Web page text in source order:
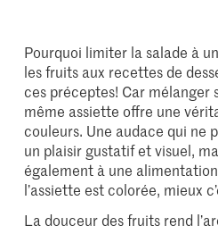
Pourquoi limiter la salade à
les fruits aux recettes de
ces préceptes! Car mélanger
même assiette offre une
couleurs. Une audace qui ne
un plaisir gustatif et visuel,
également à une
l’assiette est colorée, mieux
La douceur des fruits rend